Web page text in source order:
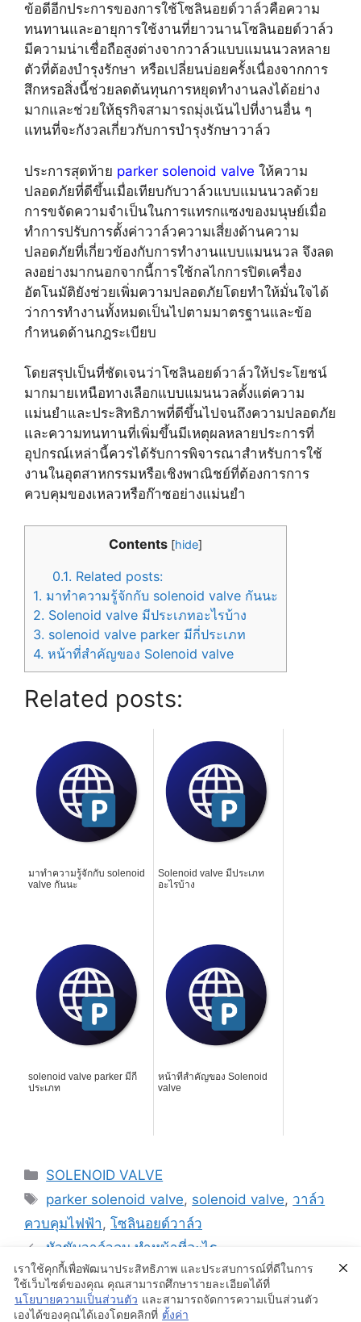
ข้อดีอีกประการของการใช้โซลินอยด์วาล์วคือความ
ทนทานและอายุการใช้งานที่ยาวนานโซลินอยด์วาล์ว
มีความน่าเชื่อถือสูงต่างจากวาล์วแบบแมนนวลหลาย
ตัวที่ต้องบำรุงรักษา หรือเปลี่ยนบ่อยครั้งเนื่องจากการ
สึกหรอสิ่งนี้ช่วยลดต้นทุนการหยุดทำงานลงได้อย่าง
มากและช่วยให้ธุรกิจสามารถมุ่งเน้นไปที่งานอื่น ๆ
แทนที่จะกังวลเกี่ยวกับการบำรุงรักษาวาล์ว
ประการสุดท้าย parker solenoid valve ให้ความ
ปลอดภัยที่ดีขึ้นเมื่อเทียบกับวาล์วแบบแมนนวลด้วย
การขจัดความจำเป็นในการแทรกแซงของมนุษย์เมื่อ
ทำการปรับการตั้งค่าวาล์วความเสี่ยงด้านความ
ปลอดภัยที่เกี่ยวข้องกับการทำงานแบบแมนนวล จึงลด
ลงอย่างมากนอกจากนี้การใช้กลไกการปิดเครื่อง
อัตโนมัติยังช่วยเพิ่มความปลอดภัยโดยทำให้มั่นใจได้
ว่าการทำงานทั้งหมดเป็นไปตามมาตรฐานและข้อ
กำหนดด้านกฎระเบียบ
โดยสรุปเป็นที่ชัดเจนว่าโซลินอยด์วาล์วให้ประโยชน์
มากมายเหนือทางเลือกแบบแมนนวลตั้งแต่ความ
แม่นยำและประสิทธิภาพที่ดีขึ้นไปจนถึงความปลอดภัย
และความทนทานที่เพิ่มขึ้นมีเหตุผลหลายประการที่
อุปกรณ์เหล่านี้ควรได้รับการพิจารณาสำหรับการใช้
งานในอุตสาหกรรมหรือเชิงพาณิชย์ที่ต้องการการ
ควบคุมของเหลวหรือก๊าซอย่างแม่นยำ
Contents [hide]
0.1. Related posts:
1. มาทำความรู้จักกับ solenoid valve กันนะ
2. Solenoid valve มีประเภทอะไรบ้าง
3. solenoid valve parker มีกี่ประเภท
4. หน้าที่สำคัญของ Solenoid valve
Related posts:
มาทำความรู้จักกับ solenoid
valve กันนะ
Solenoid valve มีประเภท
อะไรบ้าง
solenoid valve parker มีกี่
ประเภท
หน้าที่สำคัญของ Solenoid
valve
Categories
SOLENOID VALVE
Tags
parker solenoid valve, solenoid valve, วาล์ว
ควบคุมไฟฟ้า , โซลินอยด์วาล์ว
หัวขับวาล์วลม ทำหน้าที่อะไร
หัวขับวาล์วไฟฟ้า คืออะไร
เราใช้คุกกี้เพื่อพัฒนาประสิทธิภาพ และประสบการณ์ที่ดีในการ
ใช้เว็บไซต์ของคุณ คุณสามารถศึกษารายละเอียดได้ที่
นโยบายความเป็นส่วนตัว และสามารถจัดการความเป็นส่วนตัว
เองได้ของคุณได้เองโดยคลิกที่ ตั้งค่า